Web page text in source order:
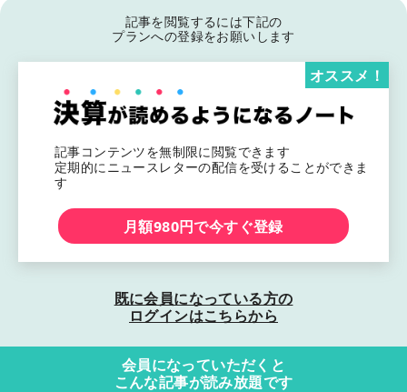
記事を閲覧するには下記の
プランへの登録をお願いします
記事コンテンツを無制限に閲覧できます
定期的にニュースレターの配信を受けることができま
す
オススメ！
月額980円で今すぐ登録
既に会員になっている方の
ログインはこちらから
会員になっていただくと
こんな記事が読み放題です